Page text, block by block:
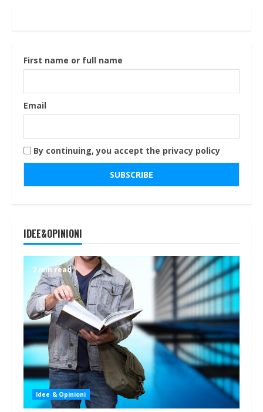
First name or full name
Email
By continuing, you accept the privacy policy
IDEE&OPINIONI
2 min read
Idee & Opinioni